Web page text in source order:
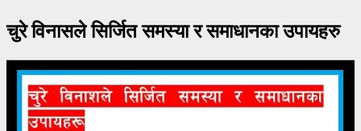
चुरे विनासले सिर्जित समस्या र समाधानका उपायहरु